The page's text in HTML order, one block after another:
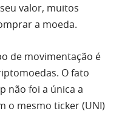
valor, muitos
a moeda.
de movimentação é
O fato
não foi a única a
o mesmo ticker (UNI)